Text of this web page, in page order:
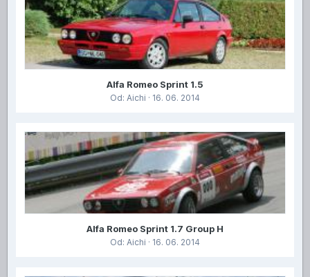
Alfa Romeo Sprint 1.5
Od: Aichi · 16. 06. 2014
Alfa Romeo Sprint 1.7 Group H
Od: Aichi · 16. 06. 2014